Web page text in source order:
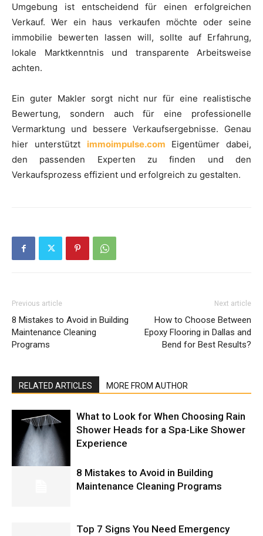
Umgebung ist entscheidend für einen erfolgreichen
Verkauf. Wer ein haus verkaufen möchte oder seine
immobilie bewerten lassen will, sollte auf Erfahrung,
lokale Marktkenntnis und transparente Arbeitsweise
achten.
Ein guter Makler sorgt nicht nur für eine realistische
Bewertung, sondern auch für eine professionelle
Vermarktung und bessere Verkaufsergebnisse. Genau
hier unterstützt immoimpulse.com Eigentümer dabei,
den passenden Experten zu finden und den
Verkaufsprozess effizient und erfolgreich zu gestalten.
Previous article
8 Mistakes to Avoid in Building
Maintenance Cleaning
Programs
Next article
How to Choose Between
Epoxy Flooring in Dallas and
Bend for Best Results?
RELATED ARTICLES MORE FROM AUTHOR
What to Look for When Choosing Rain
Shower Heads for a Spa-Like Shower
Experience
8 Mistakes to Avoid in Building
Maintenance Cleaning Programs
Top 7 Signs You Need Emergency